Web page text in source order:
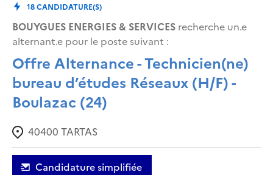
18CANDIDATURE(S)
BOUYGUES ENERGIES & SERVICES recherche un.e
alternant.e pour le poste suivant :
Offre Alternance - Technicien(ne)
bureau d’études Réseaux (H/F) -
Boulazac (24)
40400 TARTAS
Candidature simplifiée